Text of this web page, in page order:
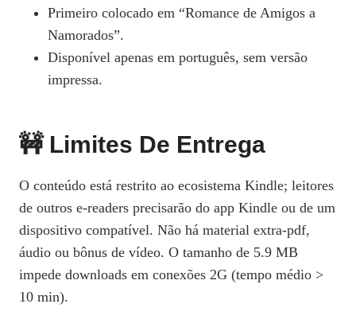
Primeiro colocado em “Romance de Amigos a
Namorados”.
Disponível apenas em português, sem versão
impressa.
🚧 Limites De Entrega
O conteúdo está restrito ao ecosistema Kindle; leitores
de outros e‑readers precisarão do app Kindle ou de um
dispositivo compatível. Não há material extra‑pdf,
áudio ou bônus de vídeo. O tamanho de 5.9 MB
impede downloads em conexões 2G (tempo médio >
10 min).